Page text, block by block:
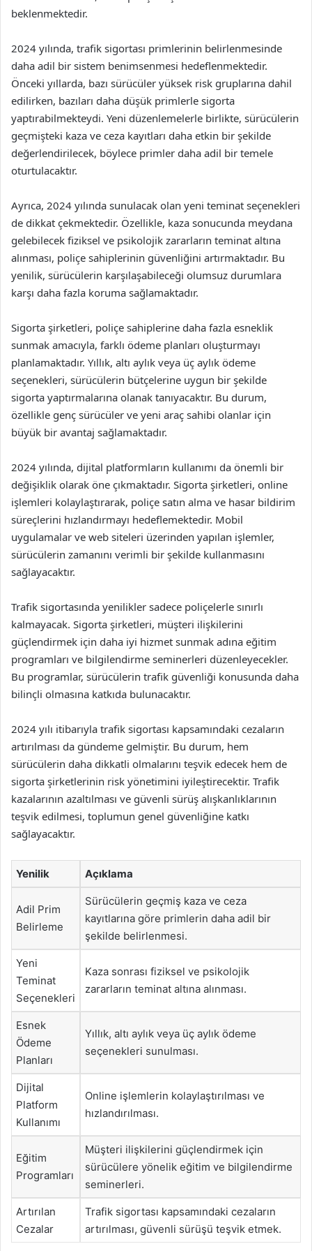
beklenmektedir.
2024 yılında, trafik sigortası primlerinin belirlenmesinde
daha adil bir sistem benimsenmesi hedeflenmektedir.
Önceki yıllarda, bazı sürücüler yüksek risk gruplarına dahil
edilirken, bazıları daha düşük primlerle sigorta
yaptırabilmekteydi. Yeni düzenlemelerle birlikte, sürücülerin
geçmişteki kaza ve ceza kayıtları daha etkin bir şekilde
değerlendirilecek, böylece primler daha adil bir temele
oturtulacaktır.
Ayrıca, 2024 yılında sunulacak olan yeni teminat seçenekleri
de dikkat çekmektedir. Özellikle, kaza sonucunda meydana
gelebilecek fiziksel ve psikolojik zararların teminat altına
alınması, poliçe sahiplerinin güvenliğini artırmaktadır. Bu
yenilik, sürücülerin karşılaşabileceği olumsuz durumlara
karşı daha fazla koruma sağlamaktadır.
Sigorta şirketleri, poliçe sahiplerine daha fazla esneklik
sunmak amacıyla, farklı ödeme planları oluşturmayı
planlamaktadır. Yıllık, altı aylık veya üç aylık ödeme
seçenekleri, sürücülerin bütçelerine uygun bir şekilde
sigorta yaptırmalarına olanak tanıyacaktır. Bu durum,
özellikle genç sürücüler ve yeni araç sahibi olanlar için
büyük bir avantaj sağlamaktadır.
2024 yılında, dijital platformların kullanımı da önemli bir
değişiklik olarak öne çıkmaktadır. Sigorta şirketleri, online
işlemleri kolaylaştırarak, poliçe satın alma ve hasar bildirim
süreçlerini hızlandırmayı hedeflemektedir. Mobil
uygulamalar ve web siteleri üzerinden yapılan işlemler,
sürücülerin zamanını verimli bir şekilde kullanmasını
sağlayacaktır.
Trafik sigortasında yenilikler sadece poliçelerle sınırlı
kalmayacak. Sigorta şirketleri, müşteri ilişkilerini
güçlendirmek için daha iyi hizmet sunmak adına eğitim
programları ve bilgilendirme seminerleri düzenleyecekler.
Bu programlar, sürücülerin trafik güvenliği konusunda daha
bilinçli olmasına katkıda bulunacaktır.
2024 yılı itibarıyla trafik sigortası kapsamındaki cezaların
artırılması da gündeme gelmiştir. Bu durum, hem
sürücülerin daha dikkatli olmalarını teşvik edecek hem de
sigorta şirketlerinin risk yönetimini iyileştirecektir. Trafik
kazalarının azaltılması ve güvenli sürüş alışkanlıklarının
teşvik edilmesi, toplumun genel güvenliğine katkı
sağlayacaktır.
Yenilik Açıklama
Adil Prim
Belirleme
Sürücülerin geçmiş kaza ve ceza
kayıtlarına göre primlerin daha adil bir
şekilde belirlenmesi.
Yeni
Teminat
Seçenekleri
Kaza sonrası fiziksel ve psikolojik
zararların teminat altına alınması.
Esnek
Ödeme
Planları
Yıllık, altı aylık veya üç aylık ödeme
seçenekleri sunulması.
Dijital
Platform
Kullanımı
Online işlemlerin kolaylaştırılması ve
hızlandırılması.
Eğitim
Programları
Müşteri ilişkilerini güçlendirmek için
sürücülere yönelik eğitim ve bilgilendirme
seminerleri.
Artırılan
Cezalar
Trafik sigortası kapsamındaki cezaların
artırılması, güvenli sürüşü teşvik etmek.